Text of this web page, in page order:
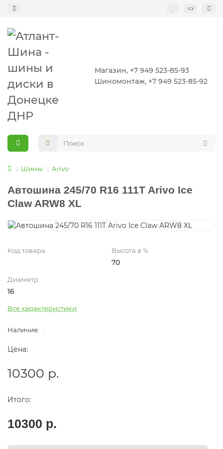
Магазин, +7 949 523-85-93
Шиномонтаж, +7 949 523-85-92
Шины Arivo
Автошина 245/70 R16 111T Arivo Ice
Claw ARW8 XL
Код товара Высота в %
70
Диаметр
16
Все характеристики
Цена:
10300 р.
Итого:
10300 р.